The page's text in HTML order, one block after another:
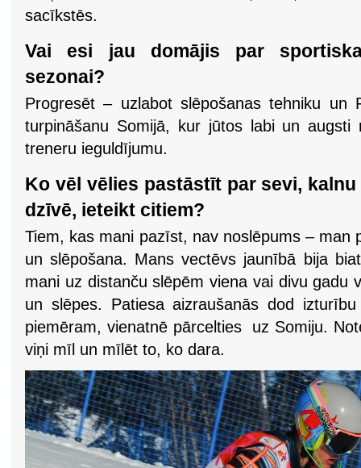
sacīkstēs.
Vai esi jau domājis par
sezonai?
Progresēt – uzlabot slēpošanas tehniku un
turpināšanu Somijā, kur jūtos labi un augsti
treneru ieguldījumu.
Ko vēl vēlies pastāstīt par sevi,
dzīvē, ieteikt citiem?
Tiem, kas mani pazīst, nav noslēpums – man
un slēpošana. Mans vectēvs jaunībā bija
mani uz distanču slēpēm viena vai divu gadu
un slēpes. Patiesa aizraušanās dod
piemēram, vienatnē pārcelties uz Somiju.
viņi mīl un mīlēt to, ko dara.